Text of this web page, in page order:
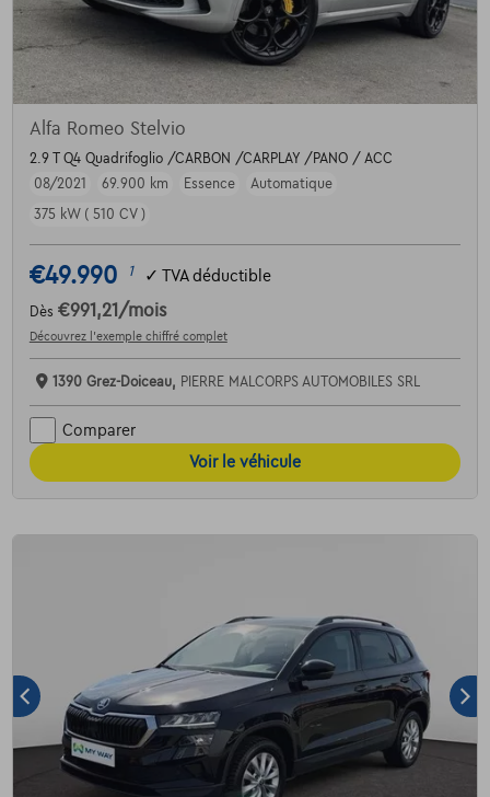
Alfa Romeo Stelvio
2.9 T Q4 Quadrifoglio /CARBON /CARPLAY /PANO / ACC
08/2021
69.900 km Essence
Automatique
375 kW ( 510 CV )
€49.990 1 ✓ TVA déductible
Dès €991,21 /mois
Découvrez l’exemple chiffré complet
1390 Grez-Doiceau, PIERRE MALCORPS AUTOMOBILES SRL
Comparer
Voir le véhicule